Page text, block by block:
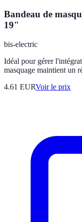
Bandeau de
19"
bis-electric
Idéal pour gérer
masquage maintient un
4.61 EURVoir le prix